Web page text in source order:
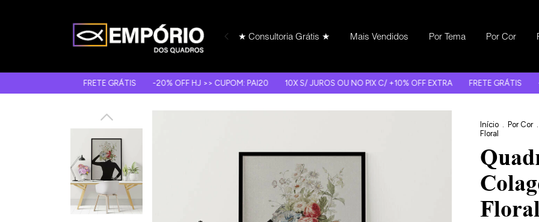
★ Consultoria Grátis ★ Mais Vendidos Por Tema Por Cor
FRETE GRÁTIS -20% OFF HJ >> CUPOM: PAI20 10X S/ JUROS OU NO PIX C/ +10% OFF EXTRA FRETE GRÁTIS -20% OFF HJ
Início . Por Cor .
Floral
Floral